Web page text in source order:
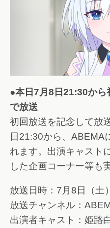
●本日7月8日21:30か
で放送
初回放送を記念して放
日21:30から、ABEMA
れます。出演キャスト
した企画コーナー等も
放送日時：7月8日（土
放送チャンネル：
出演者キャスト：姫路